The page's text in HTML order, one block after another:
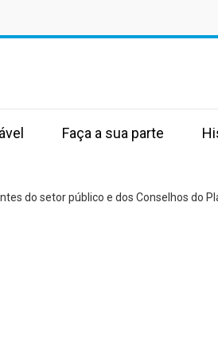
Faça a sua parte
do setor público e dos Conselhos do